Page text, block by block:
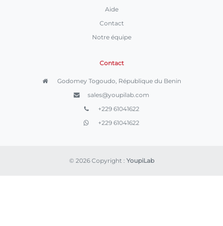
Aide
Contact
Notre équipe
Contact
Godomey Togoudo, République du Benin
sales@youpilab.com
+229 61041622
+229 61041622
© 2026 Copyright : YoupiLab